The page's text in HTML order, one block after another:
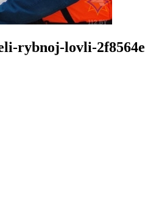
rybnoj-lovli-2f8564e